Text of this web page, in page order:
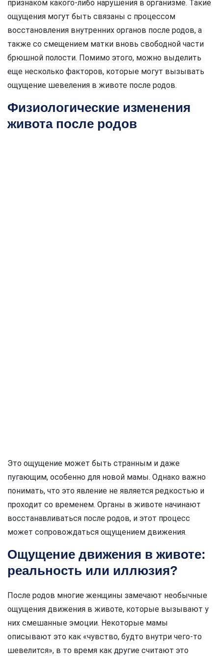
признаком какого-либо нарушения в организме. Такие
ощущения могут быть связаны с процессом
восстановления внутренних органов после родов, а
также со смещением матки вновь свободной части
брюшной полости. Помимо этого, можно выделить
еще несколько факторов, которые могут вызывать
ощущение шевеления в животе после родов.
Физиологические изменения
живота после родов
Это ощущение может быть странным и даже
пугающим, особенно для новой мамы. Однако важно
понимать, что это явление не является редкостью и
проходит со временем. Органы в животе начинают
восстанавливаться после родов, и этот процесс
может сопровождаться ощущением движения.
Ощущение движения в животе:
реальность или иллюзия?
После родов многие женщины замечают необычные
ощущения движения в животе, которые вызывают у
них смешанные эмоции. Некоторые мамы
описывают это как «чувство, будто внутри чего-то
шевелится», в то время как другие считают это